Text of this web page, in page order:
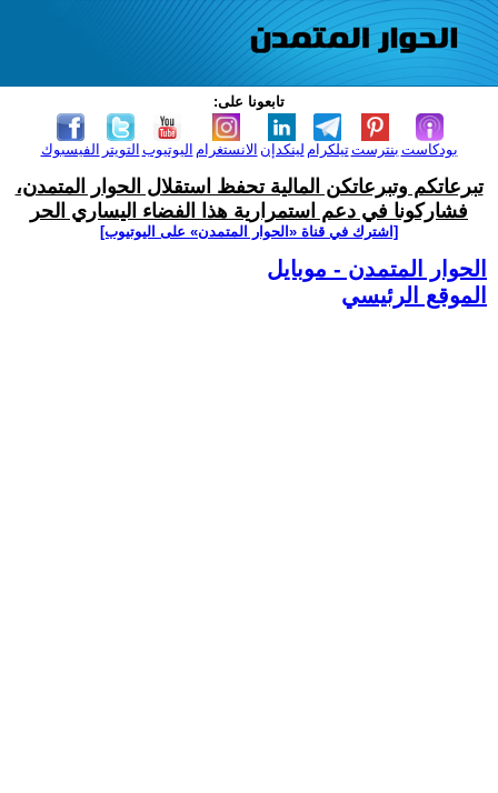
تابعونا على:
الفيسبوك التويتر اليوتيوب الانستغرام لينكدإن تيلكرامبنترست بودكاست
تبرعاتكم وتبرعاتكن المالية تحفظ استقلال الحوار المتمدن،
فشاركونا في دعم استمرارية هذا الفضاء اليساري الحر
[اشترك في قناة ‫«الحوار المتمدن» على اليوتيوب]
الحوار المتمدن - موبايل
الموقع الرئيسي